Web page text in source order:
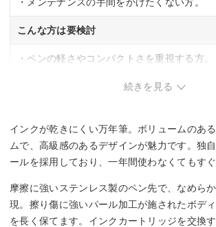
こんな方は要検討
・ペンの軽さやコンパクトさを重視する方。
続きを見る
インクが乾きにくい万年筆。ボリュームのあ
ムで、高級感のあるデザインが魅力です。独
ールを採用しており、一年間使わなくてもす
摩擦に強いステンレス製のペン先で、なめら
現。擦り傷に強いパール加工が施されたボデ
を長く保てます。インクカートリッジを交換